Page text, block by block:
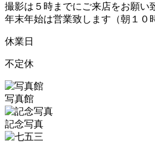
撮影は５時までにご来店をお願い
年末年始は営業致します（朝１０
休業日
不定休
写真館
記念写真